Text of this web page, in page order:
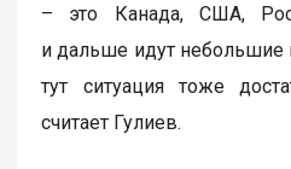
– это Канада, США,
и дальше идут небольшие
тут ситуация тоже
считает Гулиев.